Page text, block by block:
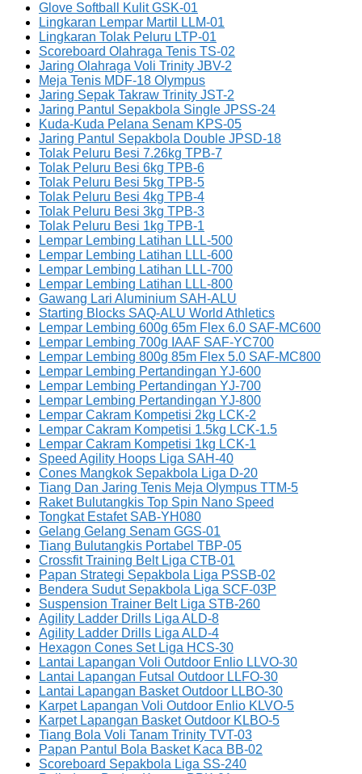
Glove Softball Kulit GSK-01
Lingkaran Lempar Martil LLM-01
Lingkaran Tolak Peluru LTP-01
Scoreboard Olahraga Tenis TS-02
Jaring Olahraga Voli Trinity JBV-2
Meja Tenis MDF-18 Olympus
Jaring Sepak Takraw Trinity JST-2
Jaring Pantul Sepakbola Single JPSS-24
Kuda-Kuda Pelana Senam KPS-05
Jaring Pantul Sepakbola Double JPSD-18
Tolak Peluru Besi 7.26kg TPB-7
Tolak Peluru Besi 6kg TPB-6
Tolak Peluru Besi 5kg TPB-5
Tolak Peluru Besi 4kg TPB-4
Tolak Peluru Besi 3kg TPB-3
Tolak Peluru Besi 1kg TPB-1
Lempar Lembing Latihan LLL-500
Lempar Lembing Latihan LLL-600
Lempar Lembing Latihan LLL-700
Lempar Lembing Latihan LLL-800
Gawang Lari Aluminium SAH-ALU
Starting Blocks SAQ-ALU World Athletics
Lempar Lembing 600g 65m Flex 6.0 SAF-MC600
Lempar Lembing 700g IAAF SAF-YC700
Lempar Lembing 800g 85m Flex 5.0 SAF-MC800
Lempar Lembing Pertandingan YJ-600
Lempar Lembing Pertandingan YJ-700
Lempar Lembing Pertandingan YJ-800
Lempar Cakram Kompetisi 2kg LCK-2
Lempar Cakram Kompetisi 1.5kg LCK-1.5
Lempar Cakram Kompetisi 1kg LCK-1
Speed Agility Hoops Liga SAH-40
Cones Mangkok Sepakbola Liga D-20
Tiang Dan Jaring Tenis Meja Olympus TTM-5
Raket Bulutangkis Top Spin Nano Speed
Tongkat Estafet SAB-YH080
Gelang Gelang Senam GGS-01
Tiang Bulutangkis Portabel TBP-05
Crossfit Training Belt Liga CTB-01
Papan Strategi Sepakbola Liga PSSB-02
Bendera Sudut Sepakbola Liga SCF-03P
Suspension Trainer Belt Liga STB-260
Agility Ladder Drills Liga ALD-8
Agility Ladder Drills Liga ALD-4
Hexagon Cones Set Liga HCS-30
Lantai Lapangan Voli Outdoor Enlio LLVO-30
Lantai Lapangan Futsal Outdoor LLFO-30
Lantai Lapangan Basket Outdoor LLBO-30
Karpet Lapangan Voli Outdoor Enlio KLVO-5
Karpet Lapangan Basket Outdoor KLBO-5
Tiang Bola Voli Tanam Trinity TVT-03
Papan Pantul Bola Basket Kaca BB-02
Scoreboard Sepakbola Liga SS-240